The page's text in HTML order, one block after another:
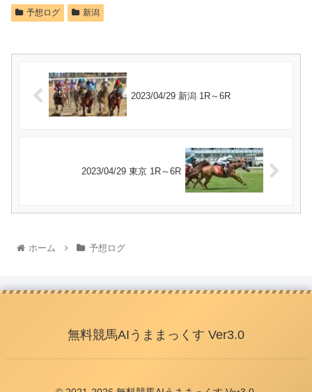
予想ログ 新潟
2023/04/29 新潟 1R～6R
2023/04/29 東京 1R～6R
ホーム 予想ログ
無料競馬AIうままっくす Ver3.0